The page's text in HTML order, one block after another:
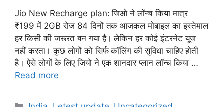
Jio New Recharge plan: जिओ ने लॉन्च किया मात्र
₹199 में 2GB रोज 84 दिनों तक आजकल मोबाइल का इस्तेमाल
हर किसी की जरूरत बन गया है। लेकिन हर कोई इंटरनेट यूज
नहीं करता। कुछ लोगों को सिर्फ कॉलिंग की सुविधा चाहिए होती
है। ऐसे लोगों के लिए जियो ने एक शानदार प्लान लॉन्च किया …
Read more
Categories